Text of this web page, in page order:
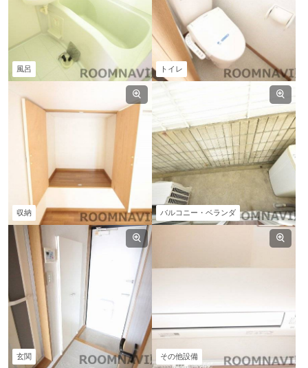
風呂 トイレ
収納 バルコニー・ベランダ
玄関 その他設備